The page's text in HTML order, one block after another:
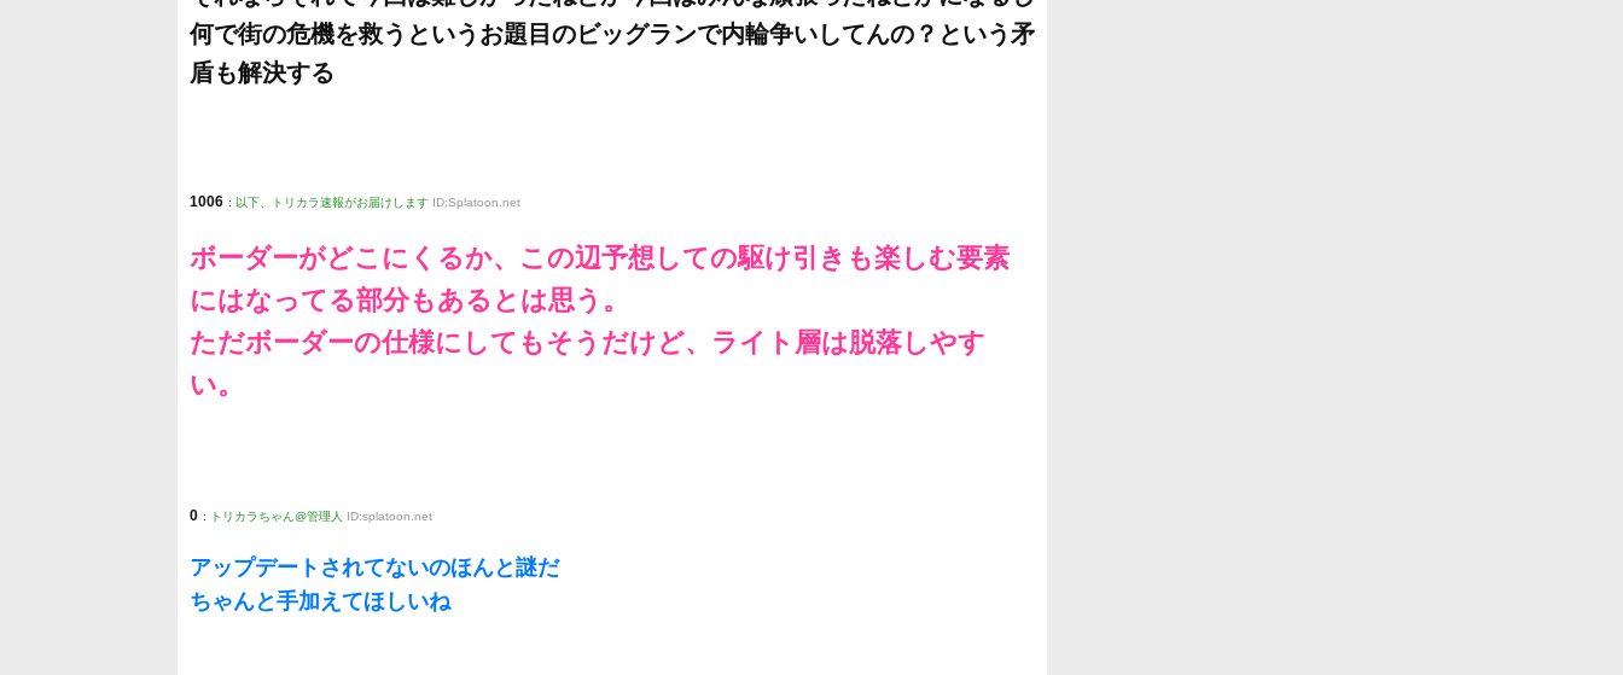
何で街の危機を救うというお題目のビッグランで内輪争いしてんの？という矛
盾も解決する
1006 : 以下、トリカラ速報がお届けします ID:Splatoon.net
ボーダーがどこにくるか、この辺予想しての駆け引きも楽しむ要素
にはなってる部分もあるとは思う。
ただボーダーの仕様にしてもそうだけど、ライト層は脱落しやす
い。
0 : トリカラちゃん@管理人 ID:splatoon.net
アップデートされてないのほんと謎だ
ちゃんと手加えてほしいね